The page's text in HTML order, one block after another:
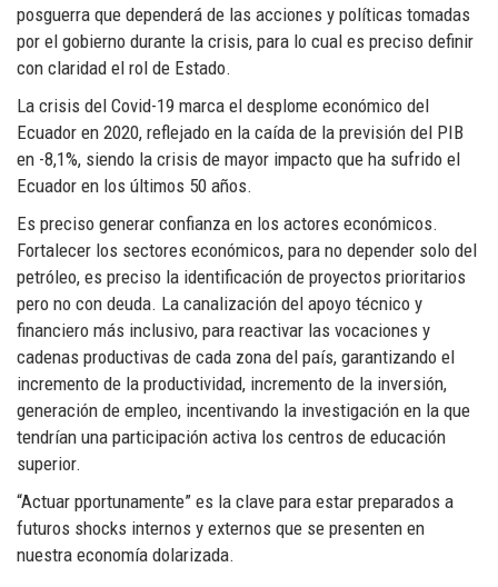
posguerra que dependerá de las acciones y políticas tomadas
por el gobierno durante la crisis, para lo cual es preciso definir
con claridad el rol de Estado.
La crisis del Covid-19 marca el desplome económico del
Ecuador en 2020, reflejado en la caída de la previsión del PIB
en -8,1%, siendo la crisis de mayor impacto que ha sufrido el
Ecuador en los últimos 50 años.
Es preciso generar confianza en los actores económicos.
Fortalecer los sectores económicos, para no depender solo del
petróleo, es preciso la identificación de proyectos prioritarios
pero no con deuda. La canalización del apoyo técnico y
financiero más inclusivo, para reactivar las vocaciones y
cadenas productivas de cada zona del país, garantizando el
incremento de la productividad, incremento de la inversión,
generación de empleo, incentivando la investigación en la que
tendrían una participación activa los centros de educación
superior.
“Actuar pportunamente” es la clave para estar preparados a
futuros shocks internos y externos que se presenten en
nuestra economía dolarizada.